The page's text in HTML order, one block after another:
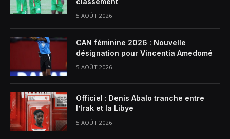
5 AOÛT 2026
CAN féminine 2026 : Nouvelle
désignation pour Vincentia Amedomé
5 AOÛT 2026
Officiel : Denis Abalo tranche entre
l’Irak et la Libye
5 AOÛT 2026